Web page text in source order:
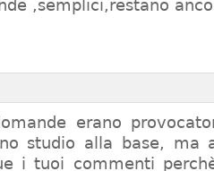
,semplici,restano
erano
studio alla base, ma
i tuoi commenti